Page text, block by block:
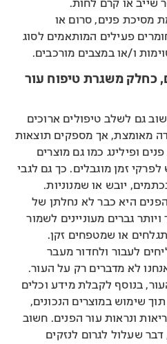
מסיכת פנים, סרום או
פעילים המותאמים לסוג
ו/או במצבים מורכבים.
כחלק משגרת טיפוח עור
גם לשלב טיפולים ארוכים
מאומצת, אך מספקים תוצאות
ופילינג כמו גם מוצרים
זמן מוגבלים. כך גם לגבי
יובש או שמנוניות.
היא כבר לא נחלתן של
גברים מעוניינים לשמור
או שמטפחים זקן.
לעבור ולחדור מעבר
לא מדברים רק על העור.
בנוסף לקבלת מידע וכלים
שימוש במוצרים הנכונים,
ונראות עור הפנים. חשוב
דבר שעלול לגרום לנזקים